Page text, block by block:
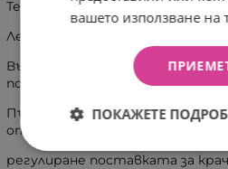
Тегло на коша 4кг
Летен кош:
Възможност за монтиране на
посоки на движение
Пълно легнало положение на
от посоката на монтиране
регулиране поставката за
вашето използване на
ПОКАЖЕТЕ